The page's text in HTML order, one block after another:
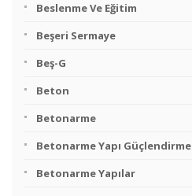
Beslenme Ve Eğitim
Beşeri Sermaye
Beş-G
Beton
Betonarme
Betonarme Yapı Güçlendirme
Betonarme Yapılar